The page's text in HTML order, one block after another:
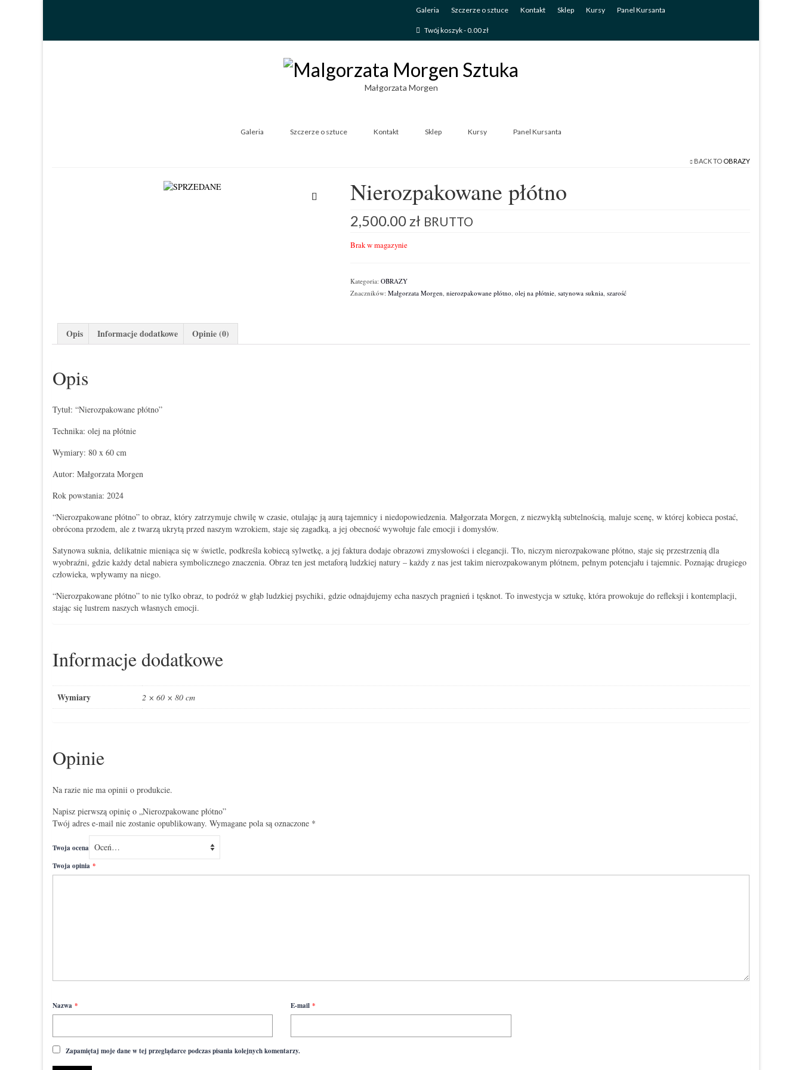
Galeria Szczerze o sztuce Kontakt Sklep Kursy Panel Kursanta
Twój koszyk-0.00zł
Małgorzata Morgen
Galeria Szczerze o sztuce Kontakt Sklep Kursy Panel Kursanta
BACK TO OBRAZY
Nierozpakowane płótno
2,500.00zł BRUTTO
Brak w magazynie
Kategoria: OBRAZY
Znaczników: Małgorzata Morgen nierozpakowane płótno olej na płótnie satynowa suknia szarość
Opis Informacje dodatkowe Opinie (0)
Opis
Tytuł: “Nierozpakowane płótno”
Technika: olej na płótnie
Wymiary: 80 x 60 cm
Autor: Małgorzata Morgen
Rok powstania: 2024
“Nierozpakowane płótno” to obraz, który zatrzymuje chwilę w czasie, otulając ją aurą tajemnicy i niedopowiedzenia. Małgorzata Morgen, z niezwykłą subtelnością, maluje scenę, w której kobieca postać,
obrócona przodem, ale z twarzą ukrytą przed naszym wzrokiem, staje się zagadką, a jej obecność wywołuje fale emocji i domysłów.
Satynowa suknia, delikatnie mieniąca się w świetle, podkreśla kobiecą sylwetkę, a jej faktura dodaje obrazowi zmysłowości i elegancji. Tło, niczym nierozpakowane płótno, staje się przestrzenią dla
wyobraźni, gdzie każdy detal nabiera symbolicznego znaczenia. Obraz ten jest metaforą ludzkiej natury – każdy z nas jest takim nierozpakowanym płótnem, pełnym potencjału i tajemnic. Poznając drugiego
człowieka, wpływamy na niego.
“Nierozpakowane płótno” to nie tylko obraz, to podróż w głąb ludzkiej psychiki, gdzie odnajdujemy echa naszych pragnień i tęsknot. To inwestycja w sztukę, która prowokuje do refleksji i kontemplacji,
stając się lustrem naszych własnych emocji.
Informacje dodatkowe
Wymiary 2 × 60 × 80 cm
Opinie
Na razie nie ma opinii o produkcie.
Napisz pierwszą opinię o „Nierozpakowane płótno”
Twój adres e-mail nie zostanie opublikowany. Wymagane pola są oznaczone *
Twoja ocena
Twoja opinia *
Nazwa * E-mail*
Zapamiętaj moje dane w tej przeglądarce podczas pisania kolejnych komentarzy.